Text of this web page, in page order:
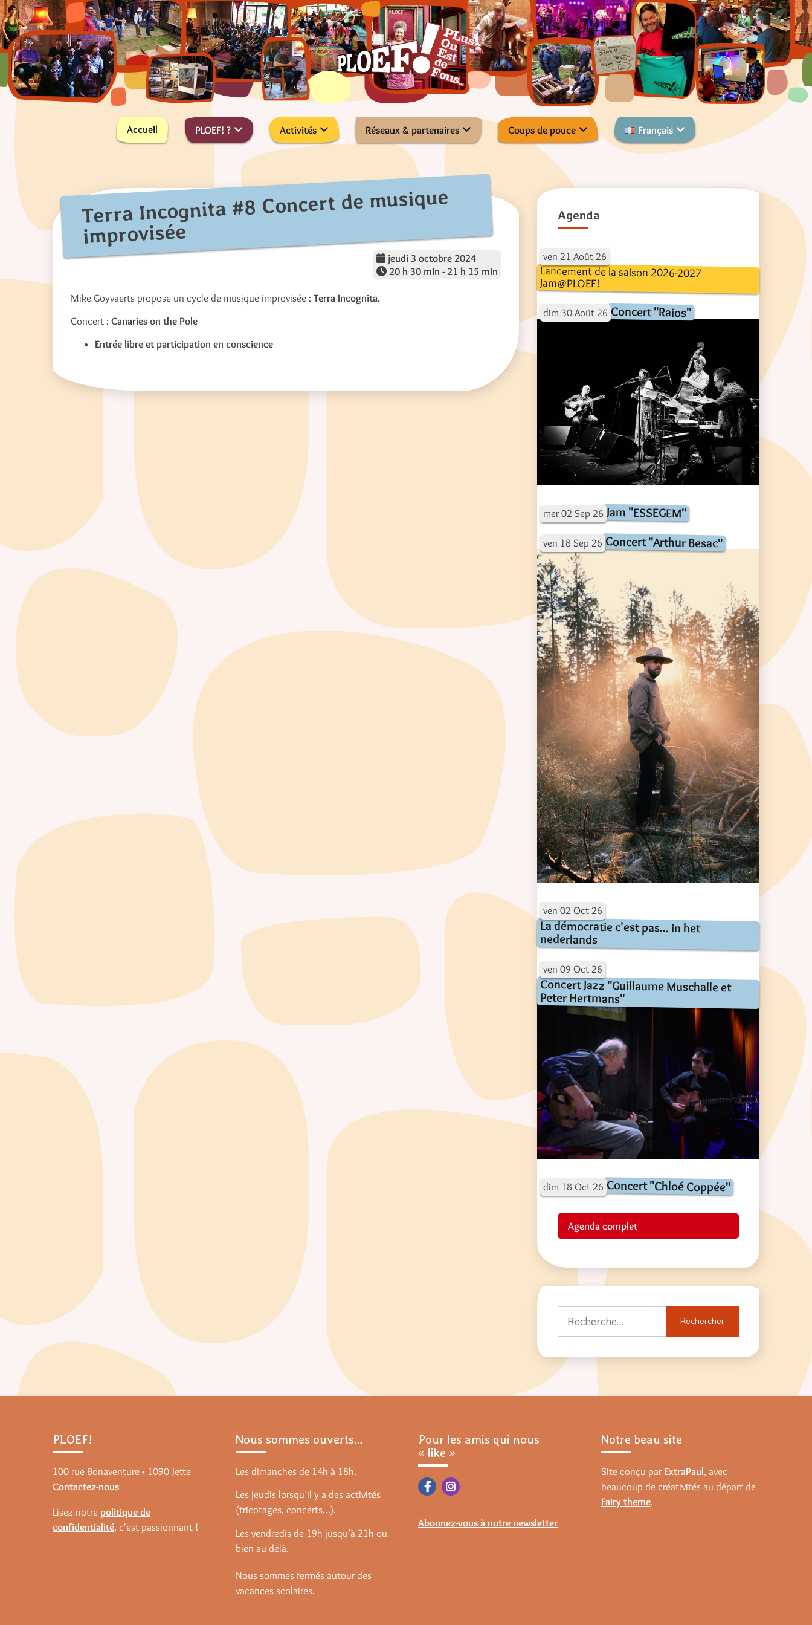
Skip
to
content
PLOEF!
PLus On Est de Fous !
Accueil PLOEF! ? Activités Réseaux & partenaires Coups de pouce Français
Terra Incognita #8 Concert de musique
improvisée
jeudi 3 octobre 2024
20 h 30 min - 21 h 15 min
Mike Goyvaerts propose un cycle de musique improvisée : Terra Incognita.
Concert : Canaries on the Pole
Entrée libre et participation en conscience
Agenda
ven 21 Août 26
Lancement de la saison 2026-2027
Jam@PLOEF!
dim 30 Août 26 Concert "Raios"
mer 02 Sep 26 Jam "ESSEGEM"
ven 18 Sep 26 Concert "Arthur Besac"
ven 02 Oct 26
La démocratie c'est pas... in het
nederlands
ven 09 Oct 26
Concert Jazz "Guillaume Muschalle et
Peter Hertmans"
dim 18 Oct 26 Concert "Chloé Coppée"
Agenda complet
PLOEF!
100 rue Bonaventure • 1090 Jette
Contactez-nous
Lisez notre politique de
confidentialité, c'est passionnant !
Nous sommes ouverts…
Les dimanches de 14h à 18h.
Les jeudis lorsqu’il y a des activités
(tricotages, concerts…).
Les vendredis de 19h jusqu’à 21h ou
bien au-delà.
Nous sommes fermés autour des
vacances scolaires.
Pour les amis qui nous
« like »
Abonnez-vous à notre newsletter
Notre beau site
Site conçu par ExtraPaul, avec
beaucoup de créativités au départ de
Fairy theme.